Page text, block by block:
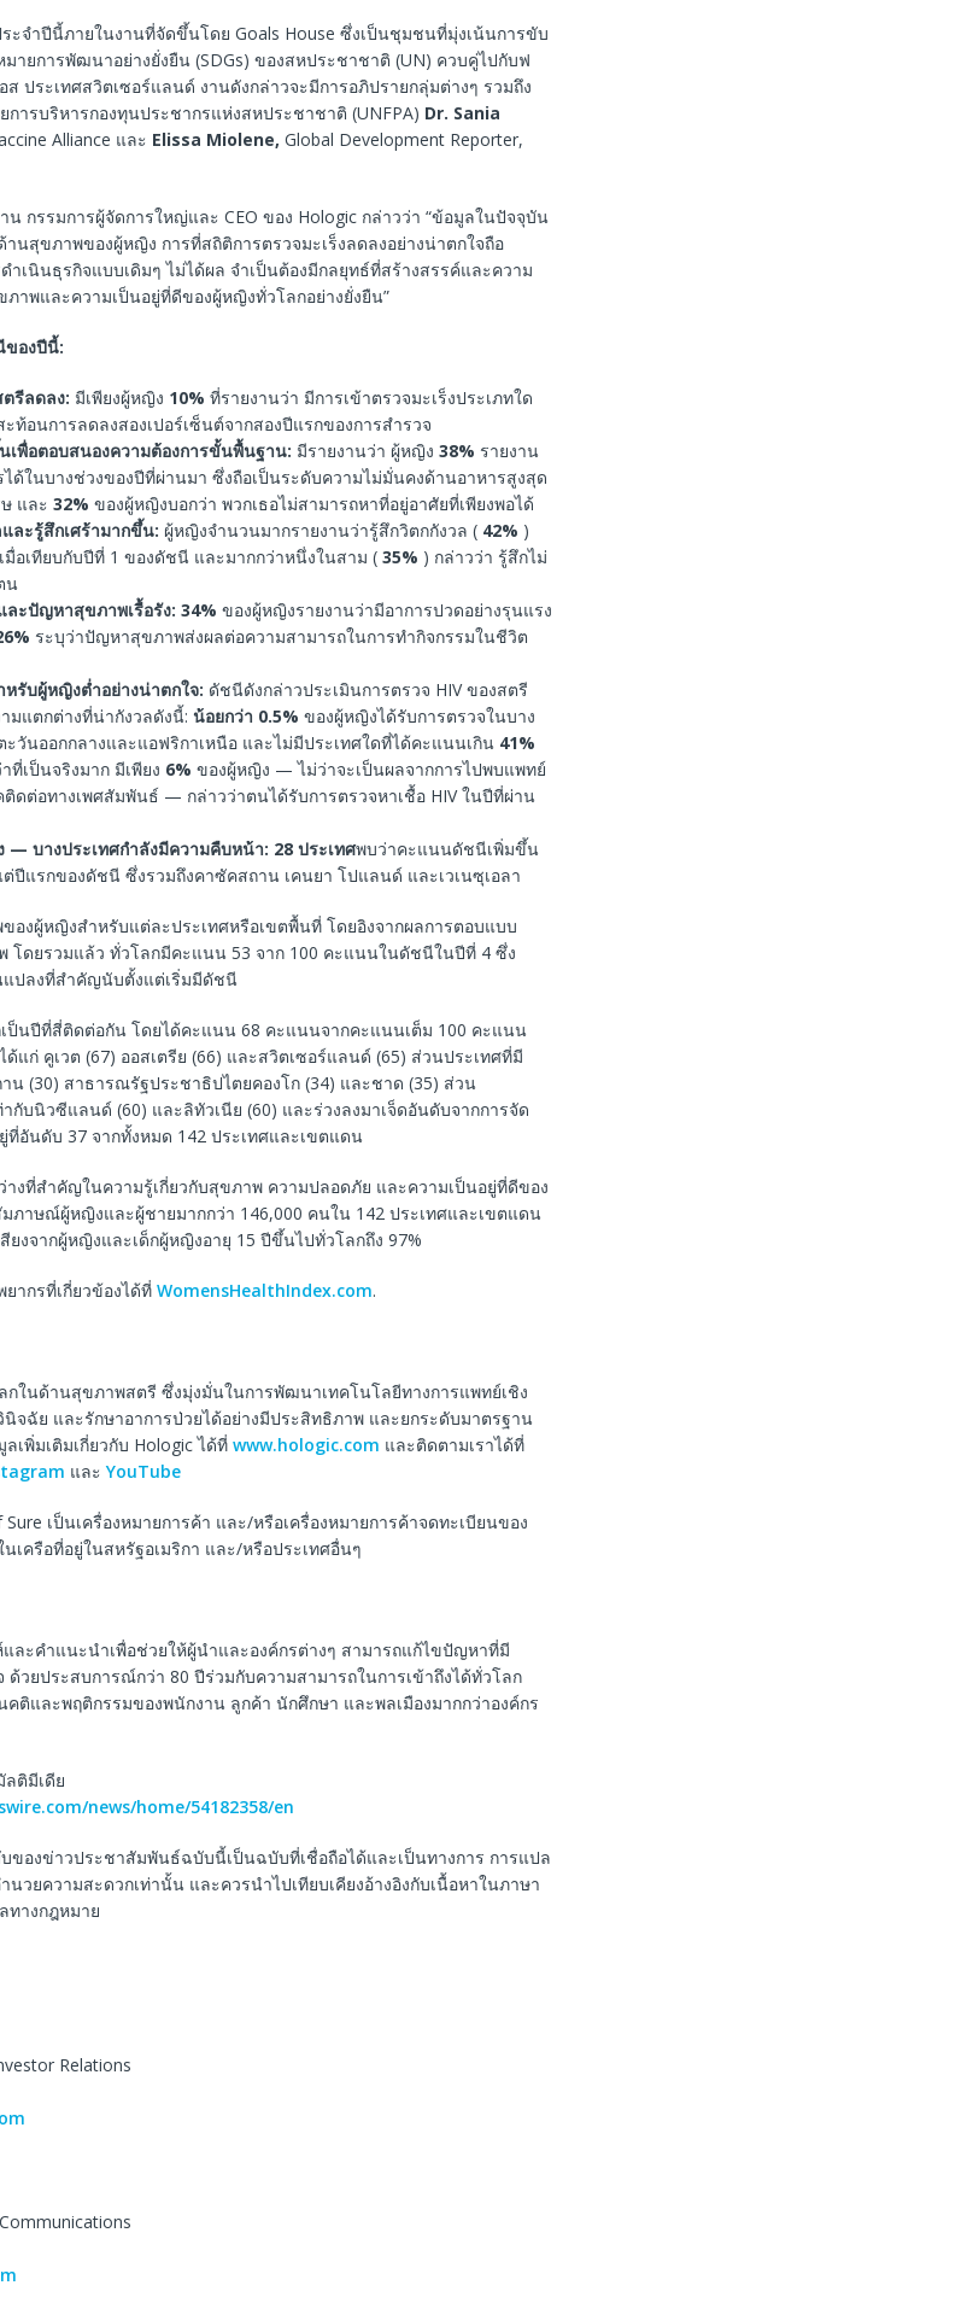
ะจำปีนี้ภายในงานที่จัดขึ้นโดย Goals House ซึ่งเป็นชุมชนที่มุ่งเน้นการขับ
ายการพัฒนาอย่างยั่งยืน (SDGs) ของสหประชาชาติ (UN) ควบคู่ไปกับฟ
ส ประเทศสวิตเซอร์แลนด์ งานดังกล่าวจะมีการอภิปรายกลุ่มต่างๆ รวมถึง
การบริหารกองทุนประชากรแห่งสหประชาชาติ (UNFPA) Dr. Sania
Alliance และ Elissa Miolene, Global Development Reporter,
น กรรมการผู้จัดการใหญ่และ CEO ของ Hologic กล่าวว่า “ข้อมูลในปัจจุบัน
นสุขภาพของผู้หญิง การที่สถิติการตรวจมะเร็งลดลงอย่างน่าตกใจถือ
ำเนินธุรกิจแบบเดิมๆ ไม่ได้ผล จำเป็นต้องมีกลยุทธ์ที่สร้างสรรค์และความ
าพและความเป็นอยู่ที่ดีของผู้หญิงทั่วโลกอย่างยั่งยืน”
องปีนี้:
ตรีลดลง: มีเพียงผู้หญิง 10% ที่รายงานว่า มีการเข้าตรวจมะเร็งประเภทใด
ท้อนการลดลงสองเปอร์เซ็นต์จากสองปีแรกของการสำรวจ
พื่อตอบสนองความต้องการขั้นพื้นฐาน: มีรายงานว่า ผู้หญิง 38% รายงาน
ด้ในบางช่วงของปีที่ผ่านมา ซึ่งถือเป็นระดับความไม่มั่นคงด้านอาหารสูงสุด
และ 32% ของผู้หญิงบอกว่า พวกเธอไม่สามารถหาที่อยู่อาศัยที่เพียงพอได้
ละรู้สึกเศร้ามากขึ้น: ผู้หญิงจำนวนมากรายงานว่ารู้สึกวิตกกังวล ( 42% )
มื่อเทียบกับปีที่ 1 ของดัชนี และมากกว่าหนึ่งในสาม ( 35% ) กล่าวว่า รู้สึกไม่
น
ละปัญหาสุขภาพเรื้อรัง: 34% ของผู้หญิงรายงานว่ามีอาการปวดอย่างรุนแรง
ระบุว่าปัญหาสุขภาพส่งผลต่อความสามารถในการทำกิจกรรมในชีวิต
หรับผู้หญิงต่ำอย่างน่าตกใจ: ดัชนีดังกล่าวประเมินการตรวจ HIV ของสตรี
มแตกต่างที่น่ากังวลดังนี้: น้อยกว่า 0.5% ของผู้หญิงได้รับการตรวจในบาง
ะวันออกกลางและแอฟริกาเหนือ และไม่มีประเทศใดที่ได้คะแนนเกิน 41%
ที่เป็นจริงมาก มีเพียง 6% ของผู้หญิง — ไม่ว่าจะเป็นผลจากการไปพบแพทย์
ดต่อทางเพศสัมพันธ์ — กล่าวว่าตนได้รับการตรวจหาเชื้อ HIV ในปีที่ผ่าน
บางประเทศกำลังมีความคืบหน้า: 28 ประเทศพบว่าคะแนนดัชนีเพิ่มขึ้น
ปีแรกของดัชนี ซึ่งรวมถึงคาซัคสถาน เคนยา โปแลนด์ และเวเนซุเอลา
งผู้หญิงสำหรับแต่ละประเทศหรือเขตพื้นที่ โดยอิงจากผลการตอบแบบ
โดยรวมแล้ว ทั่วโลกมีคะแนน 53 จาก 100 คะแนนในดัชนีในปีที่ 4 ซึ่ง
แปลงที่สำคัญนับตั้งแต่เริ่มมีดัชนี
ป็นปีที่สี่ติดต่อกัน โดยได้คะแนน 68 คะแนนจากคะแนนเต็ม 100 คะแนน
แก่ คูเวต (67) ออสเตรีย (66) และสวิตเซอร์แลนด์ (65) ส่วนประเทศที่มี
(30) สาธารณรัฐประชาธิปไตยคองโก (34) และชาด (35) ส่วน
กับนิวซีแลนด์ (60) และลิทัวเนีย (60) และร่วงลงมาเจ็ดอันดับจากการจัด
อันดับ 37 จากทั้งหมด 142 ประเทศและเขตแดน
างที่สำคัญในความรู้เกี่ยวกับสุขภาพ ความปลอดภัย และความเป็นอยู่ที่ดีของ
ภาษณ์ผู้หญิงและผู้ชายมากกว่า 146,000 คนใน 142 ประเทศและเขตแดน
งจากผู้หญิงและเด็กผู้หญิงอายุ 15 ปีขึ้นไปทั่วโลกถึง 97%
ากรที่เกี่ยวข้องได้ที่ WomensHealthIndex.com.
กในด้านสุขภาพสตรี ซึ่งมุ่งมั่นในการพัฒนาเทคโนโลยีทางการแพทย์เชิง
จฉัย และรักษาอาการป่วยได้อย่างมีประสิทธิภาพ และยกระดับมาตรฐาน
เพิ่มเติมเกี่ยวกับ Hologic ได้ที่ www.hologic.com และติดตามเราได้ที่
และYouTube
เป็นเครื่องหมายการค้า และ/หรือเครื่องหมายการค้าจดทะเบียนของ
เครือที่อยู่ในสหรัฐอเมริกา และ/หรือประเทศอื่นๆ
และคำแนะนำเพื่อช่วยให้ผู้นำและองค์กรต่างๆ สามารถแก้ไขปัญหาที่มี
ด้วยประสบการณ์กว่า 80 ปีร่วมกับความสามารถในการเข้าถึงได้ทั่วโลก
คติและพฤติกรรมของพนักงาน ลูกค้า นักศึกษา และพลเมืองมากกว่าองค์กร
ติมีเดีย
news/home/54182358/en
ของข่าวประชาสัมพันธ์ฉบับนี้เป็นฉบับที่เชื่อถือได้และเป็นทางการ การแปล
วยความสะดวกเท่านั้น และควรนำไปเทียบเคียงอ้างอิงกับเนื้อหาในภาษา
ทางกฎหมาย
Relations